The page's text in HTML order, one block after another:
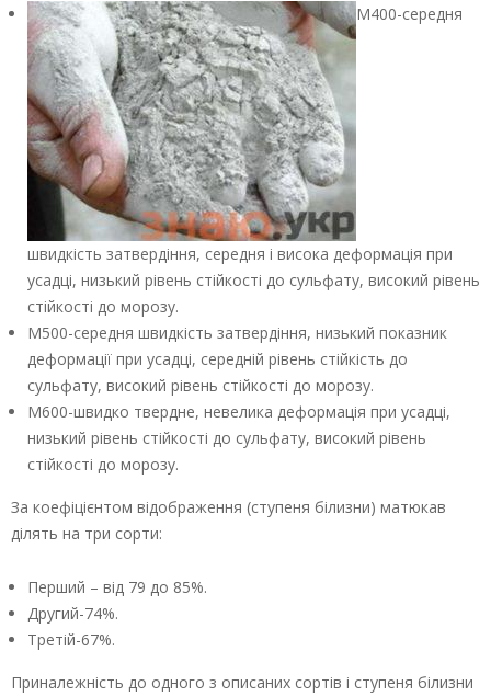
М400-середня
швидкість затвердіння, середня і висока деформація при
усадці, низький рівень стійкості до сульфату, високий рівень
стійкості до морозу.
М500-середня швидкість затвердіння, низький показник
деформації при усадці, середній рівень стійкість до
сульфату, високий рівень стійкості до морозу.
М600-швидко твердне, невелика деформація при усадці,
низький рівень стійкості до сульфату, високий рівень
стійкості до морозу.
За коефіцієнтом відображення (ступеня білизни) матюкав
ділять на три сорти:
Перший – від 79 до 85%.
Другий-74%.
Третій-67%.
Приналежність до одного з описаних сортів і ступеня білизни